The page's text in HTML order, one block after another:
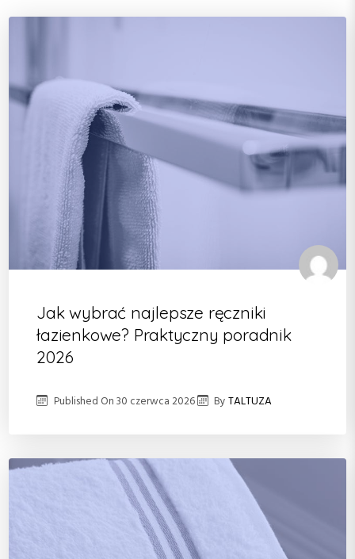
Jak wybrać najlepsze ręczniki
łazienkowe? Praktyczny poradnik
2026
Published On30 czerwca 2026 ByTALTUZA